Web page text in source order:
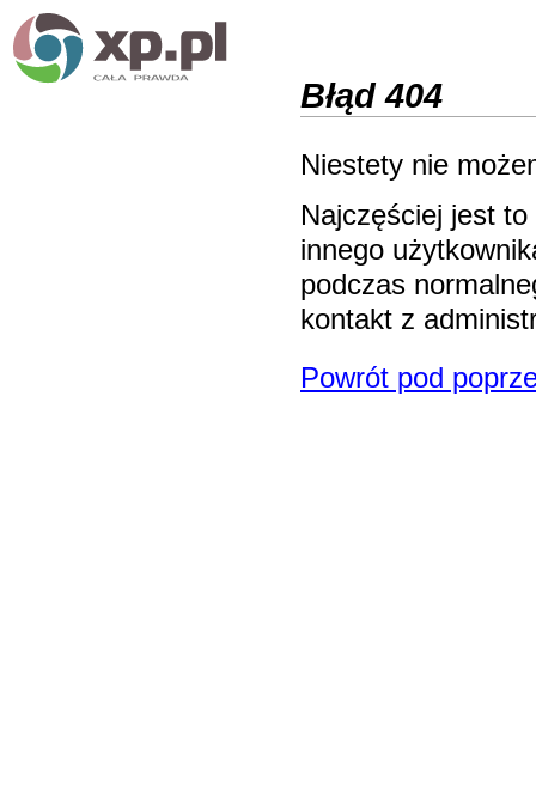
Błąd 404
Niestety nie
Najczęściej jest
innego
podczas
kontakt z
Powrót pod